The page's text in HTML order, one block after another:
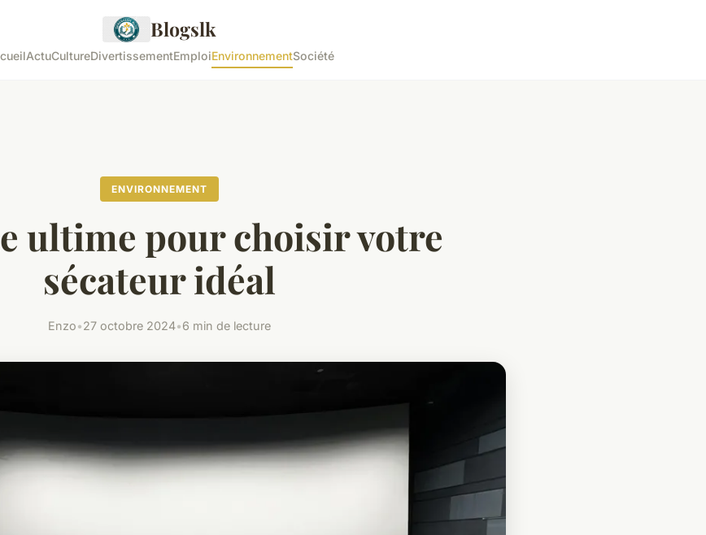
Blogslk
ActuCultureDivertissementEmploiEnvironnementSociété
ENVIRONNEMENT
ultime pour choisir votre
sécateur idéal
Enzo•27 octobre 2024•6 min de lecture